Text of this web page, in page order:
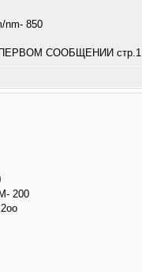
nm- 850
СООБЩЕНИИ стр.1
200